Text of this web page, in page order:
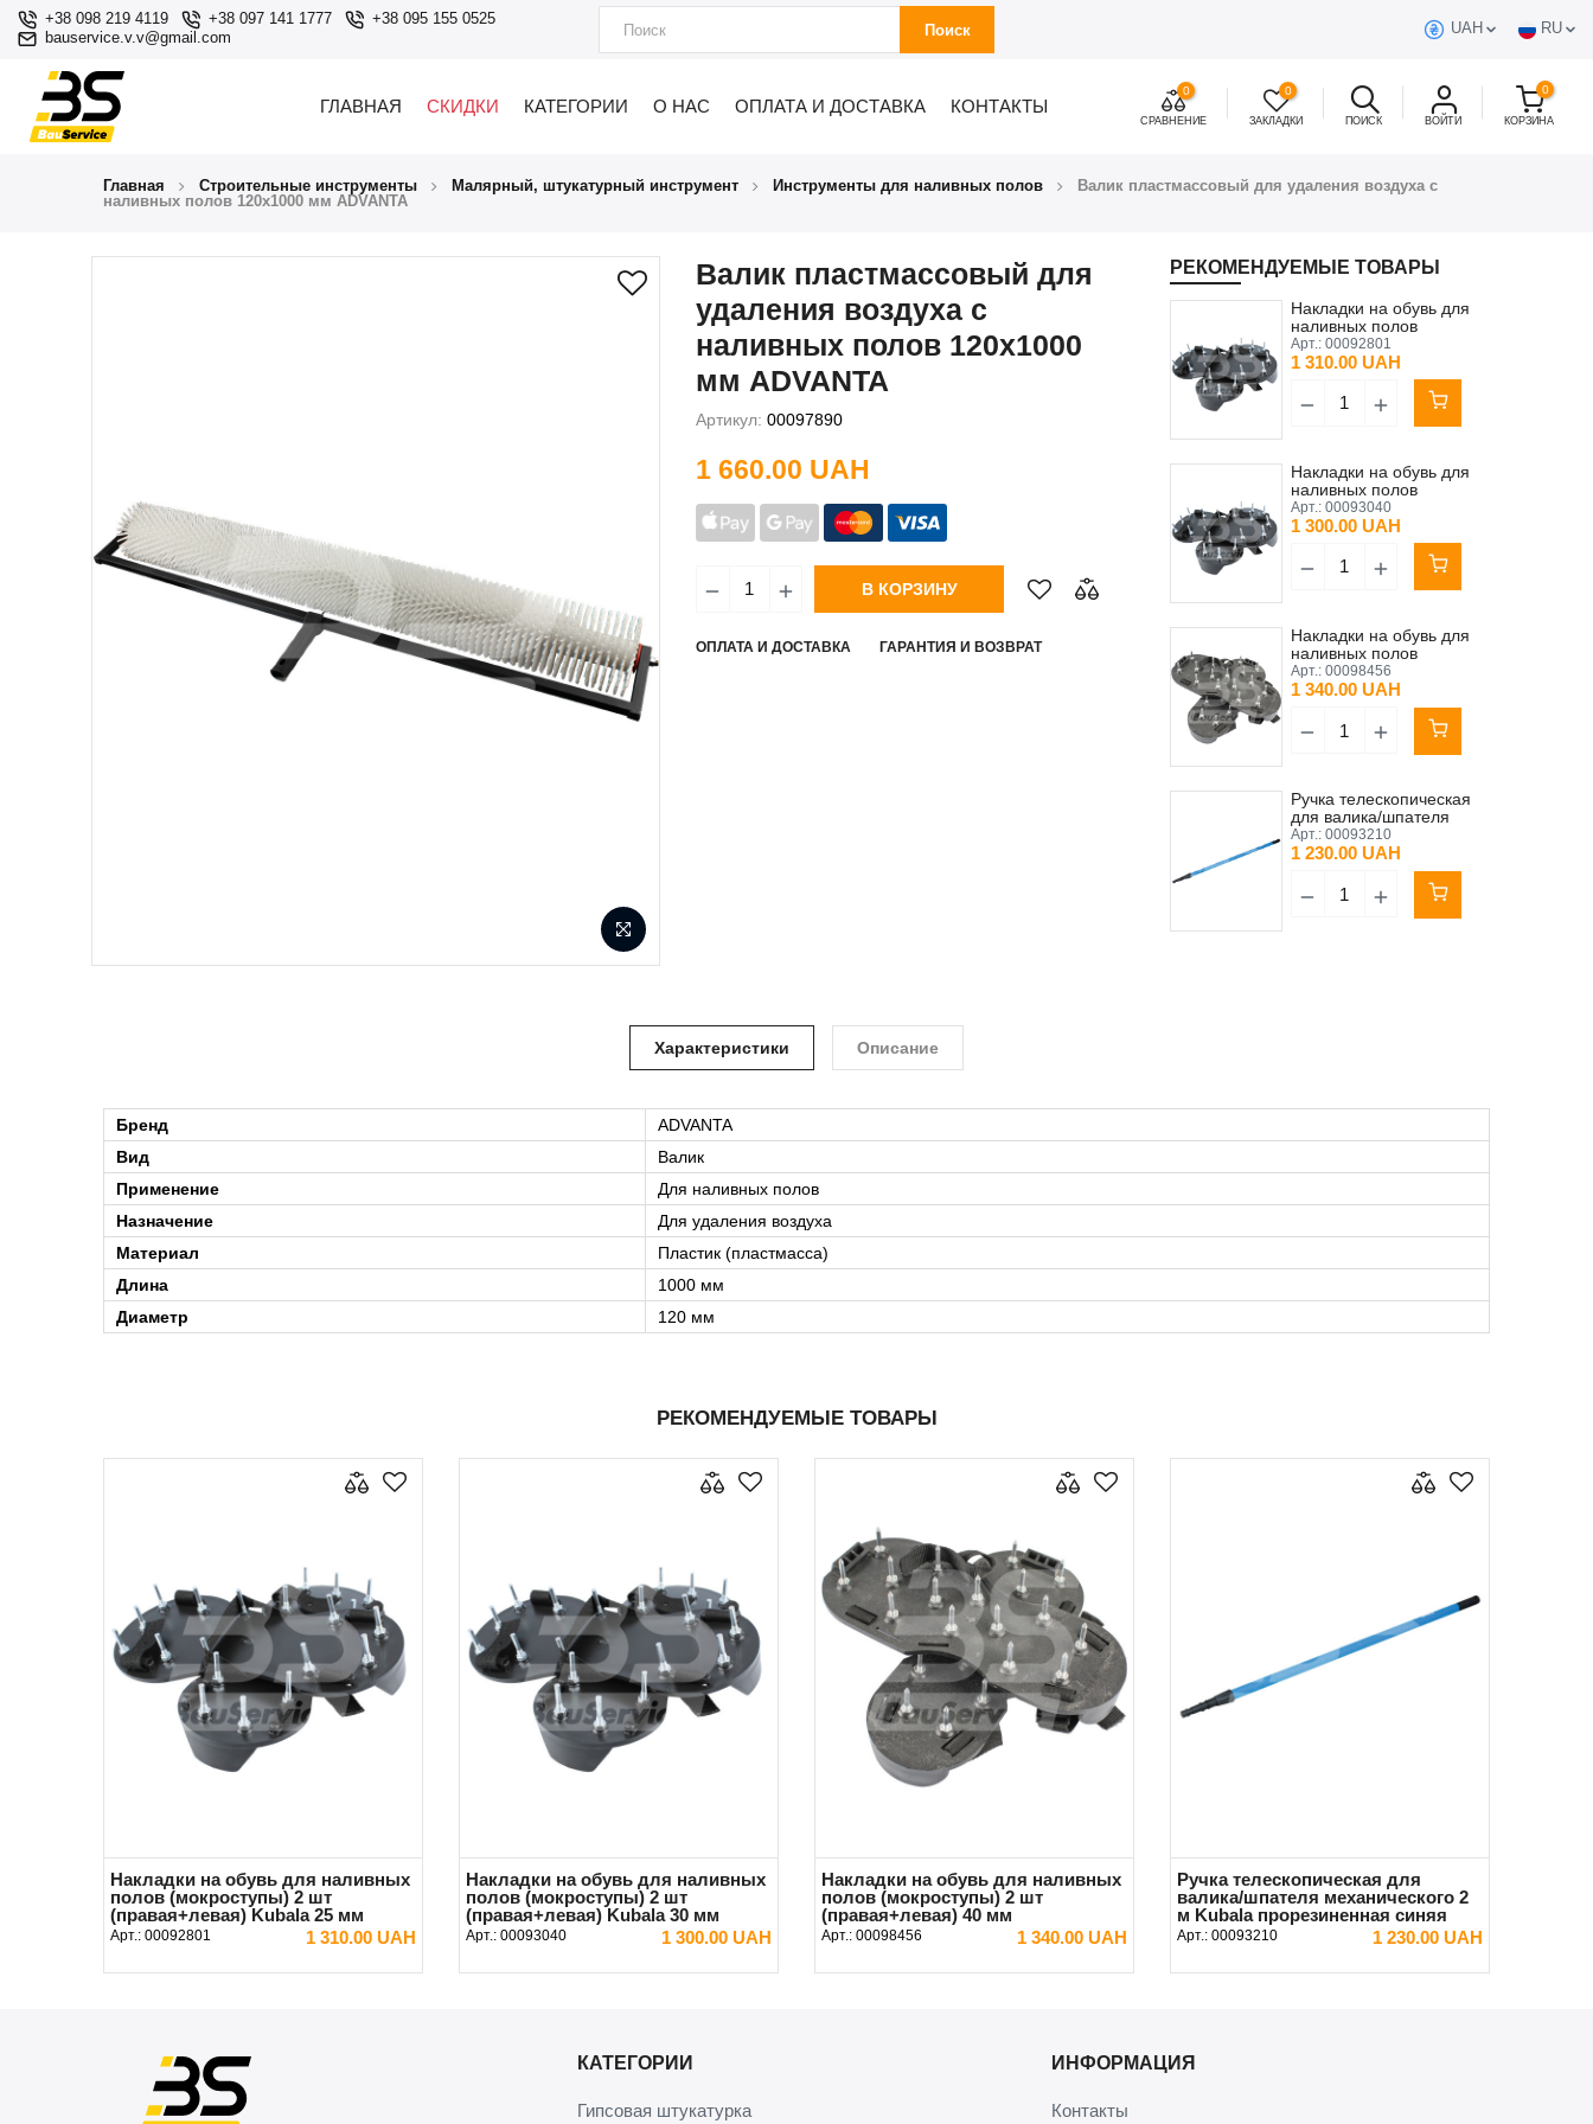
+38 098 219 4119 +38 097 141 1777
+38 095 155 0525
bauservice.v.v@gmail.com
Поиск UAH RU
ГЛАВНАЯ СКИДКИ КАТЕГОРИИ О НАС ОПЛАТА И ДОСТАВКА КОНТАКТЫ
0
СРАВНЕНИЕ
0
ЗАКЛАДКИ ПОИСК ВОЙТИ
0
КОРЗИНА
Главная Строительные инструменты Малярный, штукатурный инструмент Инструменты для наливных полов
Валик пластмассовый для удаления воздуха с
наливных полов 120х1000 мм ADVANTA
Валик пластмассовый для
удаления воздуха с
наливных полов 120х1000
мм ADVANTA
Артикул: 00097890
1 660.00 UAH
В КОРЗИНУ
ОПЛАТА И ДОСТАВКА ГАРАНТИЯ И ВОЗВРАТ
РЕКОМЕНДУЕМЫЕ ТОВАРЫ
Накладки на обувь для
наливных полов
(мокроступы) 2 шт
(правая+левая) Kubala 25
Арт.: 00092801
1 310.00 UAH
Накладки на обувь для
наливных полов
(мокроступы) 2 шт
(правая+левая) Kubala 30
Арт.: 00093040
1 300.00 UAH
Накладки на обувь для
наливных полов
(мокроступы) 2 шт
(правая+левая) 40 мм
Арт.: 00098456
1 340.00 UAH
Ручка телескопическая
для валика/шпателя
механического 2 м Kubala
прорезиненная синяя
Арт.: 00093210
1 230.00 UAH
Характеристики Описание
Бренд
ADVANTA
Вид
Валик
Применение
Для наливных полов
Назначение
Для удаления воздуха
Материал
Пластик (пластмасса)
Длина
1000 мм
Диаметр
120 мм
РЕКОМЕНДУЕМЫЕ ТОВАРЫ
Накладки на обувь для наливных
полов (мокроступы) 2 шт
(правая+левая) Kubala 25 мм
Арт.: 00092801 1 310.00 UAH
В КОРЗИНУ
Накладки на обувь для наливных
полов (мокроступы) 2 шт
(правая+левая) Kubala 30 мм
Арт.: 00093040 1 300.00 UAH
В КОРЗИНУ
Накладки на обувь для наливных
полов (мокроступы) 2 шт
(правая+левая) 40 мм
Арт.: 00098456 1 340.00 UAH
В КОРЗИНУ
Ручка телескопическая для
валика/шпателя механического 2
м Kubala прорезиненная синяя
Арт.: 00093210 1 230.00 UAH
В КОРЗИНУ
КАТЕГОРИИ
Гипсовая штукатурка
ИНФОРМАЦИЯ
Контакты